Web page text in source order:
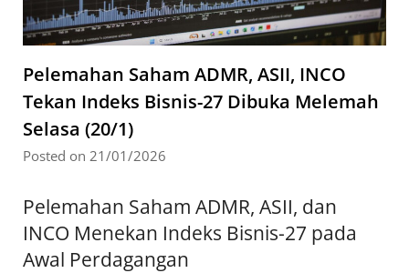
Pelemahan Saham ADMR, ASII, INCO
Tekan Indeks Bisnis-27 Dibuka Melemah
Selasa (20/1)
Posted on 21/01/2026
Pelemahan Saham ADMR, ASII, dan
INCO Menekan Indeks Bisnis-27 pada
Awal Perdagangan